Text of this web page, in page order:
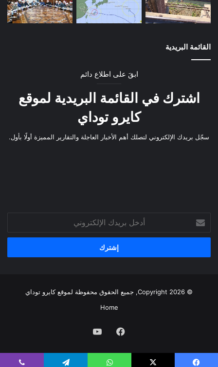
القائمة البريدية
ابقَ على اطلاع دائم
اشترك في القائمة البريدية لموقع
كايرو توداي
سجّل بريدك الإلكتروني لتصلك أهم الأخبار العاجلة والتقارير المميزة أولًا بأول.
بريدك
الإلكتروني
© Copyright 2026, جميع الحقوق محفوظة لموقع
كايرو توداي
Home
فيسبوك